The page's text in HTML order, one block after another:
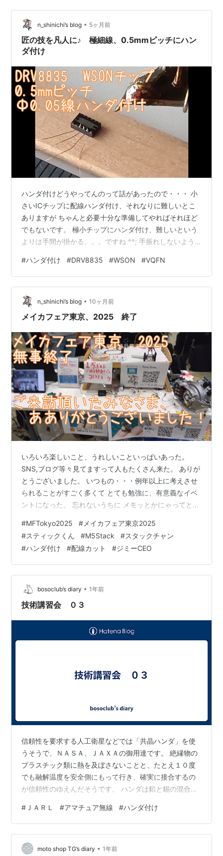
1.5倍の拡大鏡通して撮影したんだけど よくわ…
n_shinichi’s blog • 5ヶ月前
匠の技を凡人に♪ 極細線、0.5mmピッチにハン
ダ付け
ハンダ付けどうやってんのって話があったので・・・ 小
さいICチップに配線ハンダ付け、それなりに難しいとこ
ありますが ちゃんと必要十分な準備してやればそれほど
でもないです。 極小チップにハンダ付け、難しいという
よりは手間が掛かる。。。ですね ^^; 手振れしないよう
やり方で1005、0603、0402 チップくらいまではハンダ
付けできます ATtinyマイコンはVQFNで0.4mmピッチで
すが困らずにハンダ付けできます フツーの極細コテ先は
使いづらいので自作してます。 何年か前にも紹介したこ
とあるのだけど 今回は先回よりずっと評判がいいみたい
#ハンダ付け #DRV8835 #WSON #VQFN
n_shinichi’s blog • 10ヶ月前
メイカフェア東京、2025 終了
いろいろ楽しいこと、うれしいこといっぱいあった。
SNS,ブログ等々見てますって人もたくさん来た。 ありが
とうございました。 いつもの・・・例年以上に考えさせ
られることがすごく多くて とても勉強に、有意義なイベ
ントになった。 忘れないうちに メモッとかにゃってとこ
#MFTokyo2025 終了ありがとうございました。2026、
刈谷マイクロメイカフェアの宣伝もした
♪https://t.co/XrWaeiltuX終了後、片付け中...#手回しイン
バータ#ブラシレス130モータ#風力電車#静電モータ#ス
ティックくん#ｽﾀｯｸﾁｬﾝ#マイクロロボ…
#MFTokyo2025 # メイカフェア東京2025
#スティックくん #M5Stack #スタックチャン
#ハンダ付け #配線カット #ジミーCEO
bosoclub’s diary • 1年前
技術講習会 ０３
信頼性を要求する人工衛星などでは「共晶ハンダ」を使
うそうで、ＮＡＳＡ、ＪＡＸＡの御用達です。 絶縁物の
プラスチック類に熱を及ぼさないことと、たとえ１０度
でも融解温度を安全側にもって行き、確実に接合するの
が信頼性のゆえんだそうです。 ハンダは鉛と錫の混合率
度は１８３度で一定だそうです。 固まる温度を共晶点と
いい、「共晶ハンダ」では、１８３度で溶けて１８３度
で固まるのです。 つまり、鏝を離した瞬間に固まるので
部品が動かず、クラックも入りにくいのです。 鏝の温度
# ＪＡＲＬ #アマチュア無線 #ハンダ付け
moto shop TG’s diary • 1年前